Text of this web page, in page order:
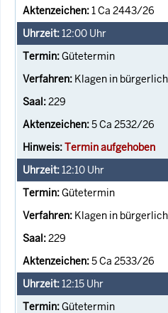
1 Ca 2443/26
12:00 Uhr
Gütetermin
Klagen in
229
5 Ca 2532/26
Termin aufgehoben
12:10 Uhr
Gütetermin
Klagen in
229
5 Ca 2533/26
12:15 Uhr
Gütetermin